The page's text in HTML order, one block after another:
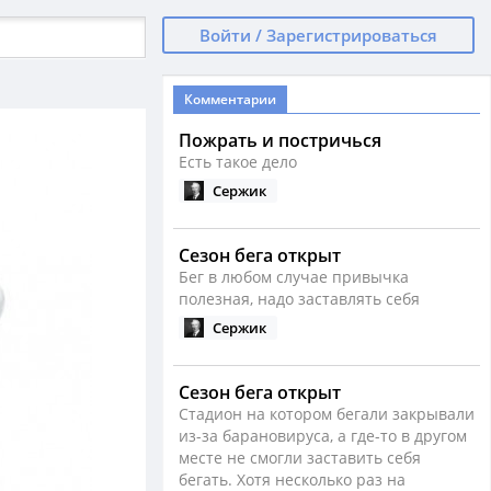
Войти / Зарегистрироваться
Комментарии
Пожрать и постричься
Есть такое дело
Сержик
Сезон бега открыт
Бег в любом случае привычка
полезная, надо заставлять себя
Сержик
Сезон бега открыт
Стадион на котором бегали закрывали
из-за барановируса, а где-то в другом
месте не смогли заставить себя
бегать. Хотя несколько раз на